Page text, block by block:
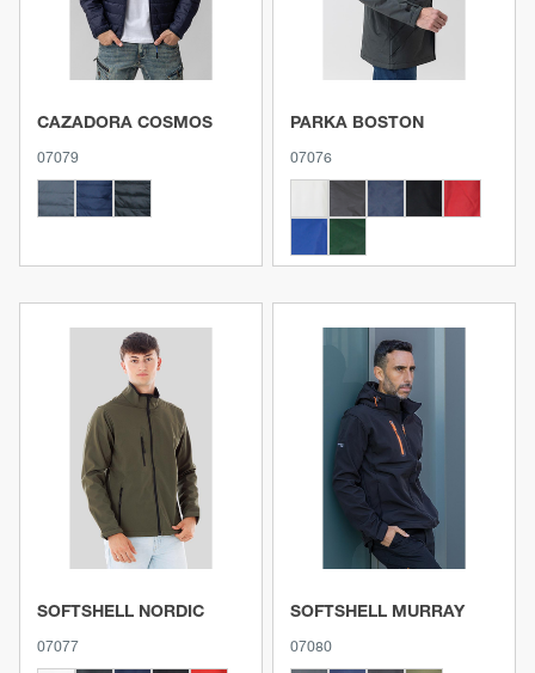
CAZADORA COSMOS
07079
PARKA BOSTON
07076
Ver producto
SOFTSHELL NORDIC
07077
Ver producto
SOFTSHELL MURRAY
07080